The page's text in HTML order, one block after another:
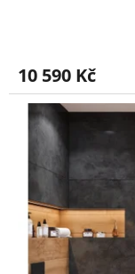
10 590 Kč